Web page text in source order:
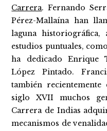
Carrera. Fernando
Pérez-Mallaína han
laguna historiográfica,
estudios puntuales,
ha dedicado Enrique
López Pintado.
también
siglo XVII muchos
Carrera de Indias
mecanismos de